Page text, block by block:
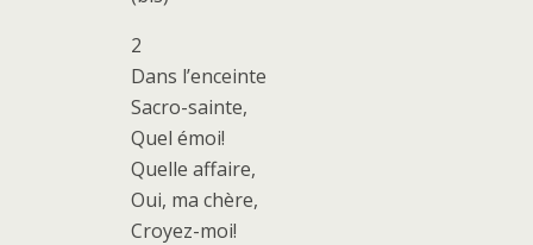
2
Dans l’enceinte
Sacro-sainte,
Quel émoi!
Quelle affaire,
Oui, ma chère,
Croyez-moi!